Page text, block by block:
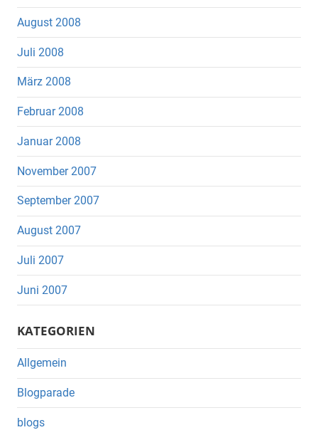
August 2008
Juli 2008
März 2008
Februar 2008
Januar 2008
November 2007
September 2007
August 2007
Juli 2007
Juni 2007
KATEGORIEN
Allgemein
Blogparade
blogs